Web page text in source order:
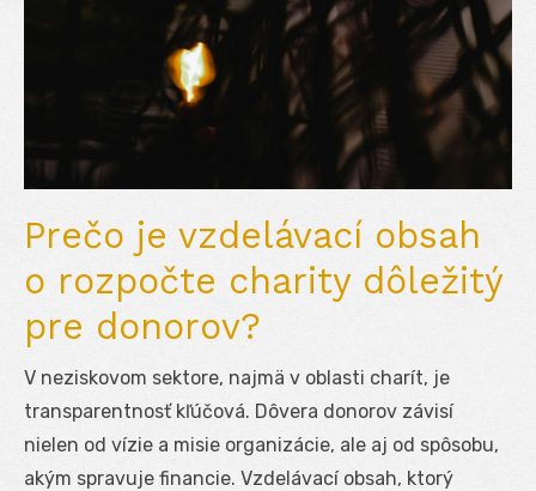
Prečo je vzdelávací obsah
o rozpočte charity dôležitý
pre donorov?
V neziskovom sektore, najmä v oblasti charít, je
transparentnosť kľúčová. Dôvera donorov závisí
nielen od vízie a misie organizácie, ale aj od spôsobu,
akým spravuje financie. Vzdelávací obsah, ktorý